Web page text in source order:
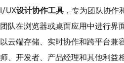
I/UX设计协作工具 ，专为团队协作
团队在浏览器或桌面应用中进行界
以云端存储、实时协作和跨平台兼
师、开发者、产品经理和其他利益